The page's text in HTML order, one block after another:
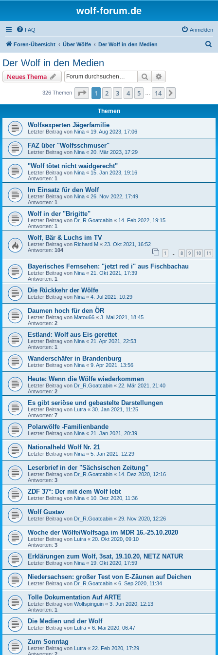
wolf-forum.de
FAQ Anmelden
Foren-Übersicht Über Wölfe Der Wolf in den Medien
Der Wolf in den Medien
Neues Thema Suche
326 Themen Seite 1von 14
1 2 3 4 5 14
Themen
Wolfsexperten Jägerfamilie
Letzter Beitrag von Nina « 19. Aug 2023, 17:06
FAZ über "Wolfsschmuser"
Letzter Beitrag von Nina « 20. Mär 2023, 17:29
"Wolf tötet nicht waidgerecht"
Letzter Beitrag von Nina « 15. Jan 2023, 19:16
Antworten: 1
Im Einsatz für den Wolf
Letzter Beitrag von Nina « 26. Nov 2022, 17:49
Antworten: 1
Wolf in der "Brigitte"
Letzter Beitrag von Dr_R.Goatcabin « 14. Feb 2022, 19:15
Antworten: 1
Wolf, Bär & Luchs im TV
Letzter Beitrag von Richard M « 23. Okt 2021, 16:52
Antworten: 104 1 … 8 9 10 11
Bayerisches Fernsehen: "jetzt red i" aus Fischbachau
Letzter Beitrag von Nina « 21. Okt 2021, 17:39
Antworten: 1
Die Rückkehr der Wölfe
Letzter Beitrag von Nina « 4. Jul 2021, 10:29
Daumen hoch für den ÖR
Letzter Beitrag von Matou66 « 3. Mai 2021, 18:45
Antworten: 2
Estland: Wolf aus Eis gerettet
Letzter Beitrag von Nina « 21. Apr 2021, 22:53
Antworten: 1
Wanderschäfer in Brandenburg
Letzter Beitrag von Nina « 9. Apr 2021, 13:56
Heute: Wenn die Wölfe wiederkommen
Letzter Beitrag von Dr_R.Goatcabin « 22. Mär 2021, 21:40
Antworten: 2
Es gibt seriöse und gebastelte Darstellungen
Letzter Beitrag von Lutra « 30. Jan 2021, 11:25
Antworten: 7
Polarwölfe -Familienbande
Letzter Beitrag von Nina « 21. Jan 2021, 20:39
Nationalheld Wolf Nr. 21
Letzter Beitrag von Nina « 5. Jan 2021, 12:29
Leserbrief in der "Sächsischen Zeitung"
Letzter Beitrag von Dr_R.Goatcabin « 14. Dez 2020, 12:16
Antworten: 3
ZDF 37°: Der mit dem Wolf lebt
Letzter Beitrag von Nina « 10. Dez 2020, 11:36
Wolf Gustav
Letzter Beitrag von Dr_R.Goatcabin « 29. Nov 2020, 12:26
Woche der Wölfe/Wolfsaga im MDR 16.-25.10.2020
Letzter Beitrag von Lutra « 20. Okt 2020, 09:10
Antworten: 3
Erklärungen zum Wolf, 3sat, 19.10.20, NETZ NATUR
Letzter Beitrag von Nina « 19. Okt 2020, 17:59
Niedersachsen: großer Test von E-Zäunen auf Deichen
Letzter Beitrag von Dr_R.Goatcabin « 6. Sep 2020, 11:34
Tolle Dokumentation Auf ARTE
Letzter Beitrag von Wolfspinguin « 3. Jun 2020, 12:13
Antworten: 1
Die Medien und der Wolf
Letzter Beitrag von Lutra « 6. Mai 2020, 06:47
Zum Sonntag
Letzter Beitrag von Lutra « 22. Feb 2020, 17:29